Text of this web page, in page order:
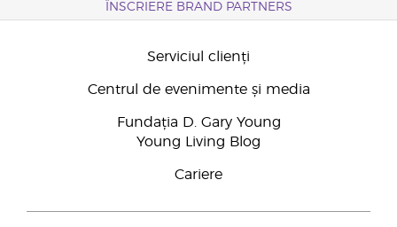
ÎNSCRIERE BRAND PARTNERS
Serviciul clienți
Centrul de evenimente și media
Fundația D. Gary Young
Young Living Blog
Cariere